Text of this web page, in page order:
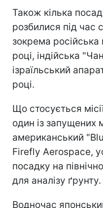
Також кілька
розбилися під час
зокрема
році, індійська
ізраїльський
році.
Що стосується
один із запущених
американський
Firefly Aerospace,
посадку на
для аналізу ґрунту.
Водночас